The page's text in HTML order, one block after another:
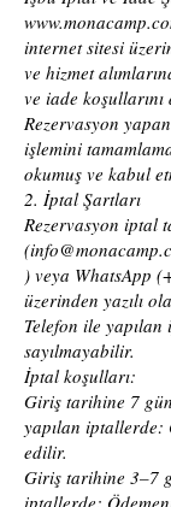
internet sitesi
ve hizmet
ve iade koşullarını
Rezervasyon
işlemini
okumuş ve kabul
2. İptal Şartları
Rezervasyon iptal
) veya WhatsApp
üzerinden yazılı
Telefon ile
sayılmayabilir.
İptal koşulları:
Giriş tarihine 7
yapılan iptallerde:
edilir.
Giriş tarihine 3–7
iptallerde: